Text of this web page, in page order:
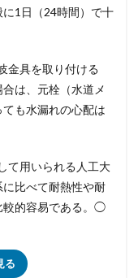
1日（24時間）で十
金具を取り付ける
は、元栓（水道メ
も水漏れの心配は
て用いられる人工大
比べて耐熱性や耐
較的容易である。◯
る